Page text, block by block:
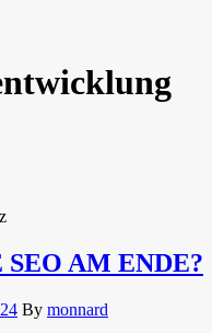
AM ENDE?
By monnard